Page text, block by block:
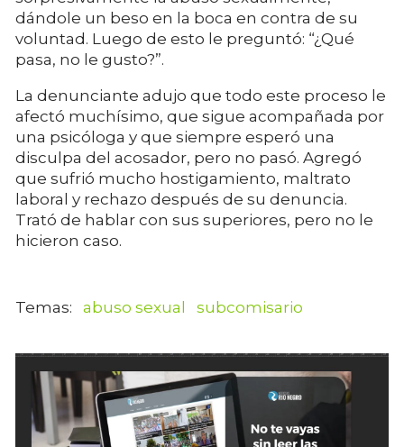
dándole un beso en la boca en contra de su
voluntad. Luego de esto le preguntó: “¿Qué
pasa, no le gusto?”.
La denunciante adujo que todo este proceso le
afectó muchísimo, que sigue acompañada por
una psicóloga y que siempre esperó una
disculpa del acosador, pero no pasó. Agregó
que sufrió mucho hostigamiento, maltrato
laboral y rechazo después de su denuncia.
Trató de hablar con sus superiores, pero no le
hicieron caso.
abuso sexual subcomisario